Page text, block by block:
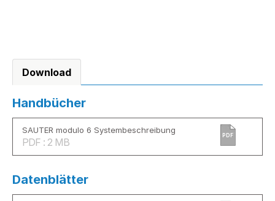
Download
Handbücher
SAUTER modulo 6 Systembeschreibung
PDF : 2 MB
PDF
Datenblätter